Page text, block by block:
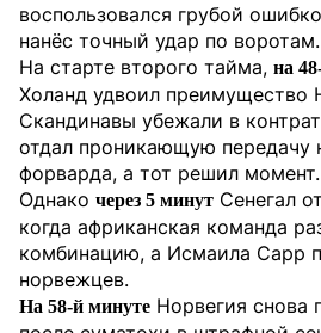
воспользовался грубой
нанёс точный удар по воротам.
На старте второго тайма, на
Холанд удвоил преимущество
Скандинавы убежали в
отдал проникающую передачу
форварда, а тот решил момент.
Однако через 5 минут Сенегал
когда африканская команда
комбинацию, а Исмаила Сарр
норвежцев.
На 58-й минуте Норвегия снова